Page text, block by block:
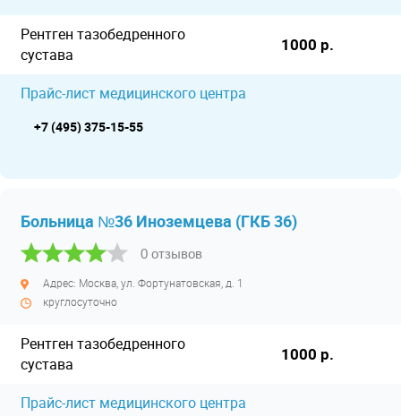
Рентген тазобедренного
сустава
1000 р.
Прайс-лист медицинского центра
+7 (495) 375-15-55
Больница №36 Иноземцева (ГКБ 36)
0 отзывов
Адрес: Москва, ул. Фортунатовская, д. 1
круглосуточно
Рентген тазобедренного
сустава
1000 р.
Прайс-лист медицинского центра